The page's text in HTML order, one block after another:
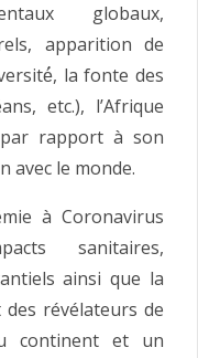
globaux,
apparition de
la fonte des
etc.), l’Afrique
rapport à son
avec le monde.
à Coronavirus
sanitaires,
ainsi que la
révélateurs de
continent et un